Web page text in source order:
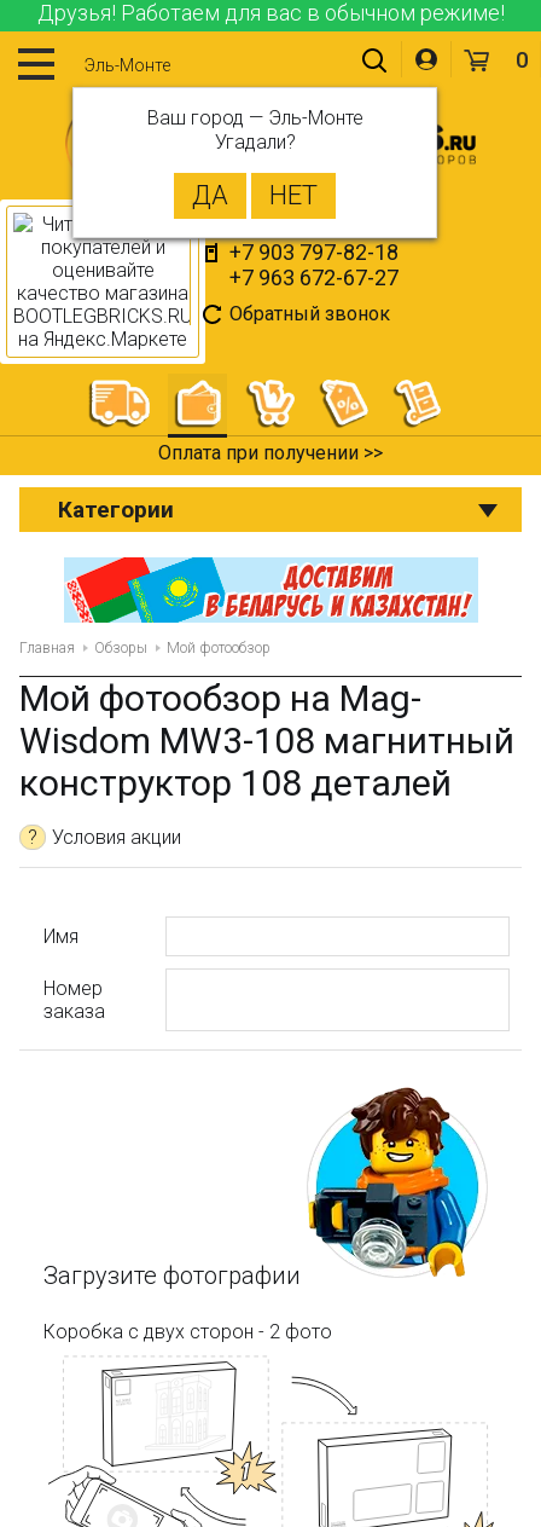
Друзья! Работаем для вас в обычном режиме!
Эль-Монте
Ваш город — Эль-Монте
Угадали?
+7 903 797-82-18
+7 963 672-67-27
Обратный звонок
0
Оплата при получении >>
Категории
Главная Обзоры Мой фотообзор
Мой фотообзор на Mag-
Wisdom MW3-108 магнитный
конструктор 108 деталей
? Условия акции
Имя
Номер
заказа
Загрузите фотографии
Коробка с двух сторон - 2 фото